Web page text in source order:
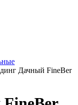
Дачный FineBer